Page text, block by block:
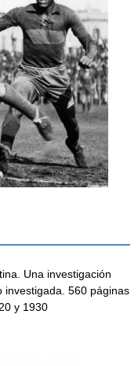
Una investigación
investigada. 560 páginas
y 1930